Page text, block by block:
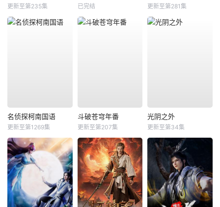
更新至第235集 已完结 更新至第281集
名侦探柯南国语
更新至第1269集
斗破苍穹年番
更新至第207集
光阴之外
更新至第34集